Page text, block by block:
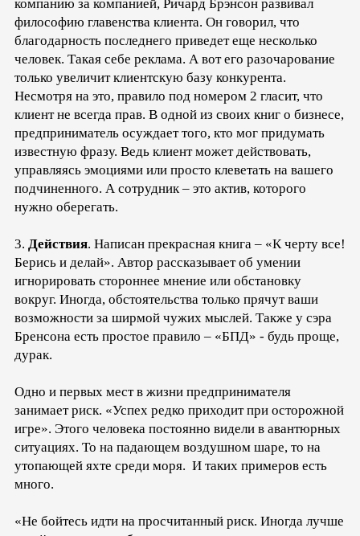
компанию за компанией, Ричард Брэнсон развивал
философию главенства клиента. Он говорил, что
благодарность последнего приведет еще несколько
человек. Такая себе реклама. А вот его разочарование
только увеличит клиентскую базу конкурента.
Несмотря на это, правило под номером 2 гласит, что
клиент не всегда прав. В одной из своих книг о бизнесе,
предприниматель осуждает того, кто мог придумать
известную фразу. Ведь клиент может действовать,
управляясь эмоциями или просто клеветать на вашего
подчиненного. А сотрудник – это актив, которого
нужно оберегать.
3. Действия. Написан прекрасная книга – «К черту все!
Берись и делай». Автор рассказывает об умении
игнорировать стороннее мнение или обстановку
вокруг. Иногда, обстоятельства только прячут ваши
возможности за ширмой чужих мыслей. Также у сэра
Бренсона есть простое правило – «БПД» - будь проще,
дурак.
Одно и первых мест в жизни предпринимателя
занимает риск. «Успех редко приходит при осторожной
игре». Этого человека постоянно видели в авантюрных
ситуациях. То на падающем воздушном шаре, то на
утопающей яхте среди моря. И таких примеров есть
много.
«Не бойтесь идти на просчитанный риск. Иногда лучше